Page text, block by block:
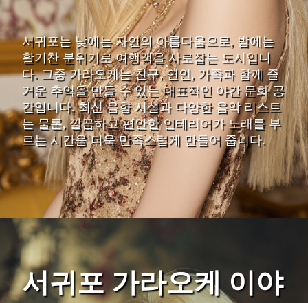
서귀포는 낮에는 자연의 아름다움으로, 밤에는
활기찬 분위기로 여행객을 사로잡는 도시입니
다. 그중 가라오케는 친구, 연인, 가족과 함께 즐
거운 추억을 만들 수 있는 대표적인 야간 문화 공
간입니다. 최신 음향 시설과 다양한 음악 리스트
는 물론, 깔끔하고 편안한 인테리어가 노래를 부
르는 시간을 더욱 만족스럽게 만들어 줍니다.
서귀포 가라오케 이야